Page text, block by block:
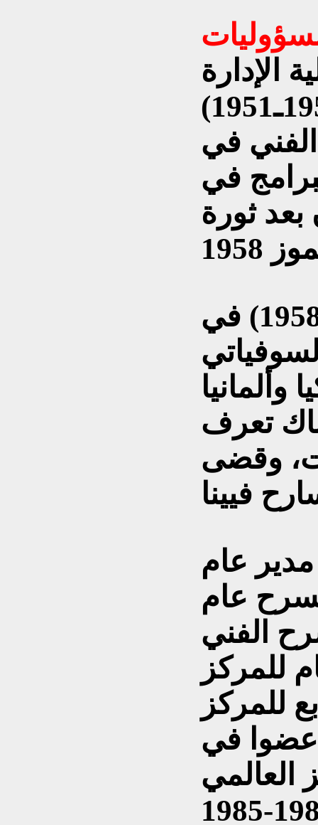
والاقتصاد في بغداد (1950ـ1951)
في
في
بعد ثورة
قضى عاما كاملا (1957 و1958) في
وألمانيا
تعرف
وقضى
عام
عام
الفني
للمركز
للمركز
عضوا في
العالمي